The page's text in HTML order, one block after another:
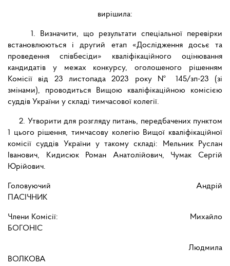
вирішила:
1. Визначити, що результати спеціальної перевірки
встановлюються і другий етап «Дослідження досьє та
проведення співбесіди» кваліфікаційного оцінювання
кандидатів у межах конкурсу, оголошеного рішенням
Комісії від 23 листопада 2023 року № 145/зп-23 (зі
змінами), проводиться Вищою кваліфікаційною комісією
суддів України у складі тимчасової колегії.
2. Утворити для розгляду питань, передбачених пунктом
1 цього рішення, тимчасову колегію Вищої кваліфікаційної
комісії суддів України у такому складі: Мельник Руслан
Іванович, Кидисюк Роман Анатолійович, Чумак Сергій
Юрійович.
Головуючий Андрій
ПАСІЧНИК
Члени Комісії: Михайло
БОГОНІС
Людмила
ВОЛКОВА